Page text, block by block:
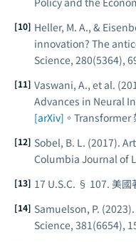
Heller, M. A., &
innovation? The
Science, 280(5364),
Vaswani, A., et al.
Advances in Neural
[arXiv] 。Transformer
Sobel, B. L. (2017).
Columbia Journal of
17 U.S.C. § 107. 美國
Samuelson, P.
Science, 381(6654),